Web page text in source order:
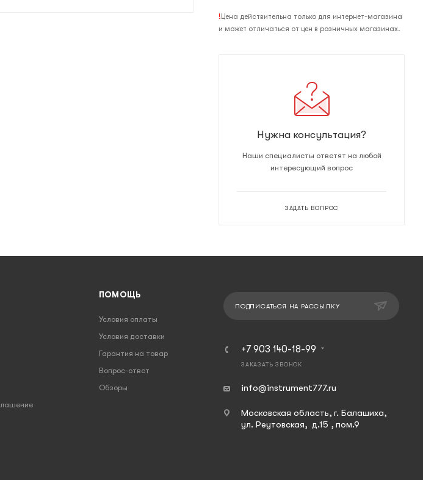
! Цена действительна только для интернет-магазина
и может отличаться от цен в розничных магазинах.
Нужна консультация?
Наши специалисты ответят на любой
интересующий вопрос
ЗАДАТЬ ВОПРОС
ПОМОЩЬ
Условия оплаты
Условия доставки
Гарантия на товар
Вопрос-ответ
Обзоры
ПОДПИСАТЬСЯ НА РАССЫЛКУ
+7 903 140-18-99
ЗАКАЗАТЬ ЗВОНОК
info@instrument777.ru
Московская область, г. Балашиха,
ул. Реутовская, д.15 , пом.9